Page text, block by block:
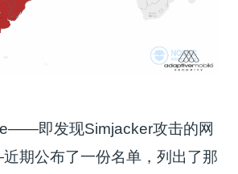
即发现Simjacker攻击的网
期公布了一份名单，列出了那